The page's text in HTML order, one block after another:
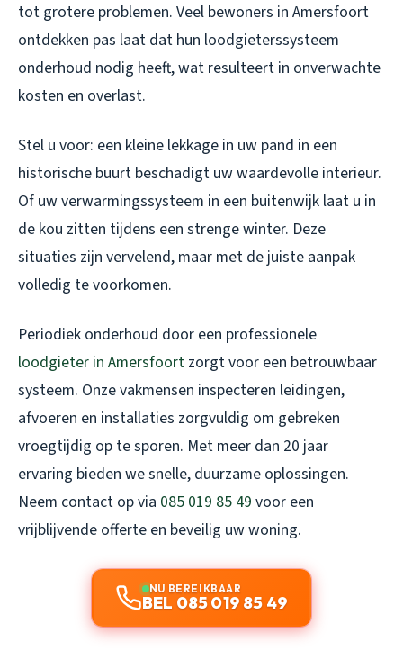
tot grotere problemen. Veel bewoners in Amersfoort
ontdekken pas laat dat hun loodgieterssysteem
onderhoud nodig heeft, wat resulteert in onverwachte
kosten en overlast.
Stel u voor: een kleine lekkage in uw pand in een
historische buurt beschadigt uw waardevolle interieur.
Of uw verwarmingssysteem in een buitenwijk laat u in
de kou zitten tijdens een strenge winter. Deze
situaties zijn vervelend, maar met de juiste aanpak
volledig te voorkomen.
Periodiek onderhoud door een professionele
loodgieter in Amersfoort zorgt voor een betrouwbaar
systeem. Onze vakmensen inspecteren leidingen,
afvoeren en installaties zorgvuldig om gebreken
vroegtijdig op te sporen. Met meer dan 20 jaar
ervaring bieden we snelle, duurzame oplossingen.
Neem contact op via 085 019 85 49 voor een
vrijblijvende offerte en beveilig uw woning.
NU BEREIKBAAR
BEL 085 019 85 49